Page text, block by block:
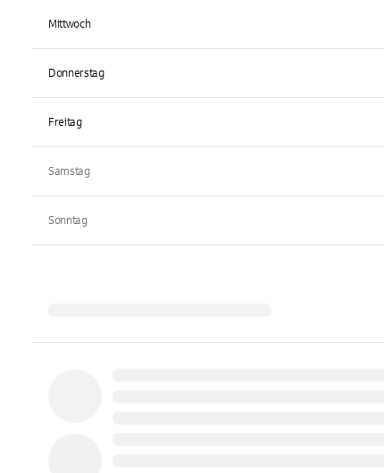
Mittwoch
Donnerstag
Freitag
Samstag
Sonntag